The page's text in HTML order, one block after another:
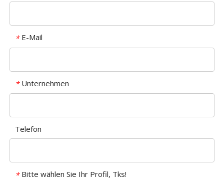
* E-Mail
* Unternehmen
Telefon
* Bitte wählen Sie Ihr Profil, Tks!